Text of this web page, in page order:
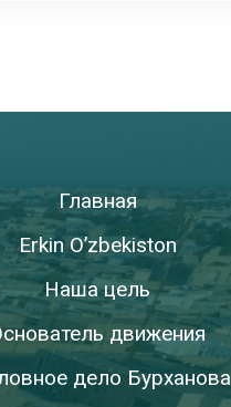
Главная
Erkin O’zbekiston
Наша цель
движения
дело Бурханова